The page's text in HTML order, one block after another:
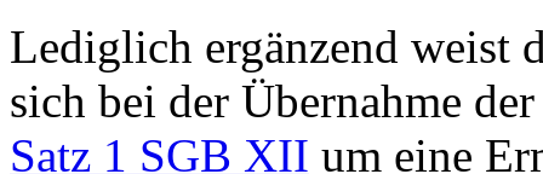
Lediglich ergänzend weist
sich bei der Übernahme
Satz 1 SGB XII um eine